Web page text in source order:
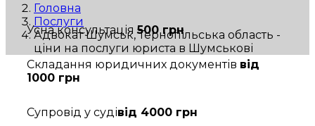
Головна
Послуги
Адвокат Шумськ, Тернопільська область -
ціни на послуги юриста в Шумськові
Усна консультація500 грн
Складання юридичних документів від
1000 грн
Супровід у судівід 4000 грн